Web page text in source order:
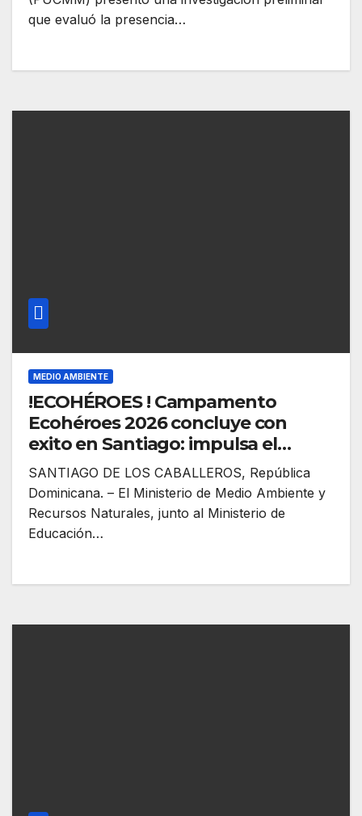
que evaluó la presencia…
MEDIO AMBIENTE
!ECOHÉROES ! Campamento
Ecohéroes 2026 concluye con
exito en Santiago: impulsa el
liderazgo ambiental de
estudiantes en esa provincia
SANTIAGO DE LOS CABALLEROS, República
Dominicana. – El Ministerio de Medio Ambiente y
Recursos Naturales, junto al Ministerio de
Educación…